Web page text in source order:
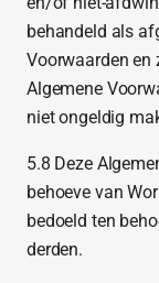
behandeld als
Voorwaarden en
Algemene
niet ongeldig
5.8 Deze
behoeve van
bedoeld ten
derden.